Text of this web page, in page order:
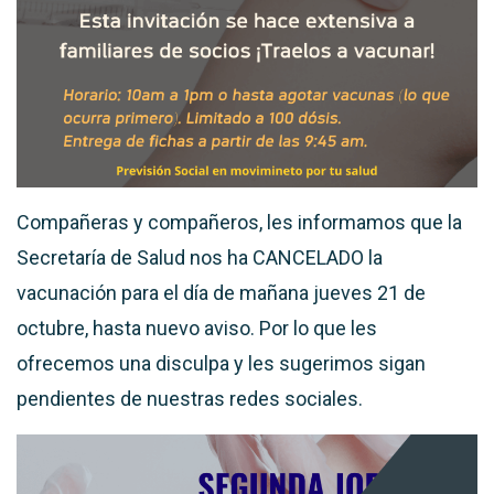
Compañeras y compañeros, les informamos que la
Secretaría de Salud nos ha CANCELADO la
vacunación para el día de mañana jueves 21 de
octubre, hasta nuevo aviso. Por lo que les
ofrecemos una disculpa y les sugerimos sigan
pendientes de nuestras redes sociales.